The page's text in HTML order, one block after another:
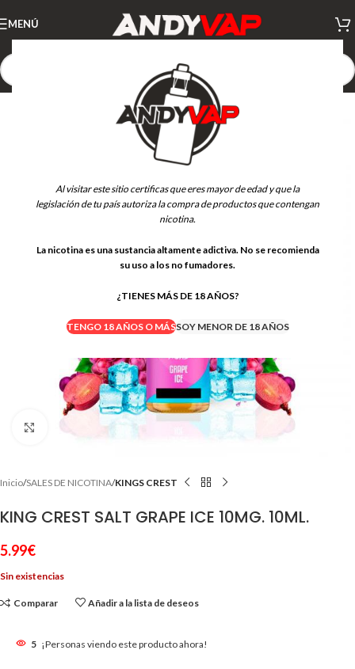
Al visitar este sitio certificas que eres mayor de edad y que la
legislación de tu país autoriza la compra de productos que contengan
nicotina.
La nicotina es una sustancia altamente adictiva. No se recomienda
su uso a los no fumadores.
¿TIENES MÁS DE 18 AÑOS?
TENGO 18 AÑOS O MÁSSOY MENOR DE 18 AÑOS
MENÚ
Clic para ampliar
Inicio SALES DE NICOTINA KINGS CREST
KING CREST SALT GRAPE ICE 10MG. 10ML.
5.99€
Sin existencias
Comparar Añadir a la lista de deseos
5 ¡Personas viendo este producto ahora!